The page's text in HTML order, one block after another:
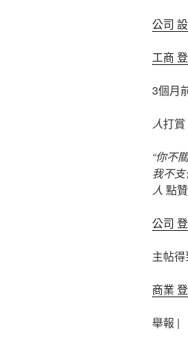
公司
工商
3個月
人打賞
“你不
我不
人 點贊
公司
主帖得
商業
舉報 |